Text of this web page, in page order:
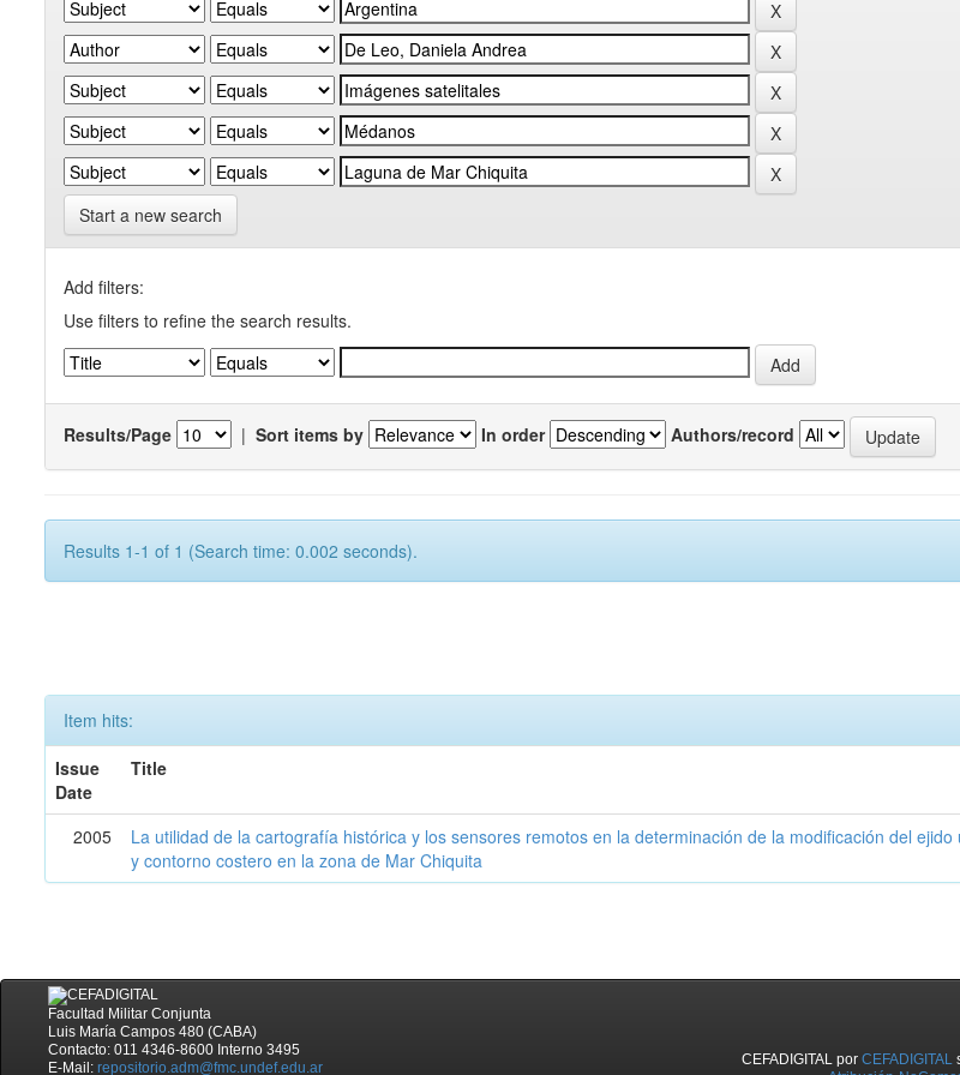
Start a new search
Add filters:
Use filters to refine the search results.
Results/Page | Sort items by In order Authors/record
Results 1-1 of 1 (Search time: 0.002 seconds).
Item hits:
Issue
Date
Title
2005
La utilidad de la cartografía histórica y los sensores remotos en la determinación de la modificación del ejido
y contorno costero en la zona de Mar Chiquita
Facultad Militar Conjunta
Luis María Campos 480 (CABA)
Contacto: 011 4346-8600 Interno 3495
E-Mail: repositorio.adm@fmc.undef.edu.ar CEFADIGITAL porCEFADIGITAL